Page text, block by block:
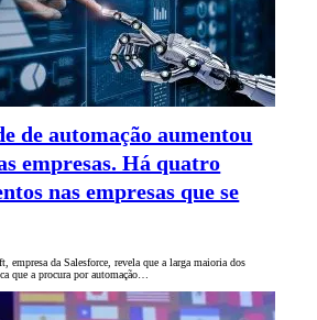
de automação aumentou
empresas. Há quatro
nas empresas que se
empresa da Salesforce, revela que a larga maioria dos
que a procura por automação…